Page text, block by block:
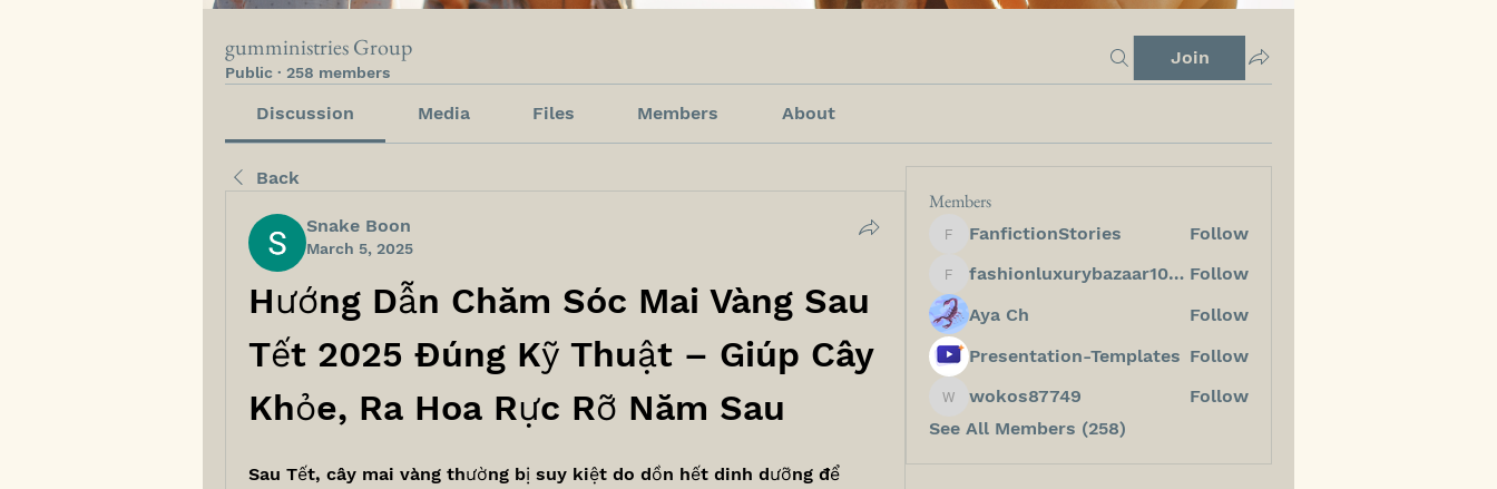
gumministries Group
Public · 258 members
Join
Discussion Media Files Members About
Back
Snake Boon
March 5, 2025
Hướng Dẫn Chăm Sóc Mai Vàng Sau
Tết 2025 Đúng Kỹ Thuật – Giúp Cây
Khỏe, Ra Hoa Rực Rỡ Năm Sau
Sau Tết, cây mai vàng thường bị suy kiệt do dồn hết dinh dưỡng để
Members
FanfictionStories Follow
fashionluxurybazaar1004
fashionluxurybazaar1004 Follow
Aya Ch
Follow
Presentation-Templates Follow
wokos87749
Follow
See All Members (258)